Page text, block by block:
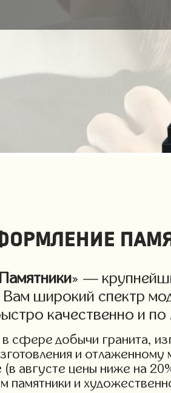
Памятники» —
Вам широкий спектр
качественно и
сфере добычи гранита,
и
(в августе цены ниже на
памятники и